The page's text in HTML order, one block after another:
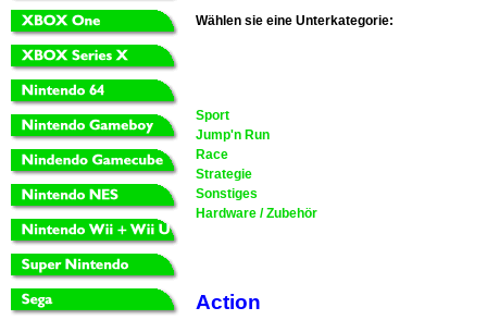
Wählen sie eine Unterkategorie:
Sport
Jump'n Run
Race
Strategie
Sonstiges
Hardware / Zubehör
Action